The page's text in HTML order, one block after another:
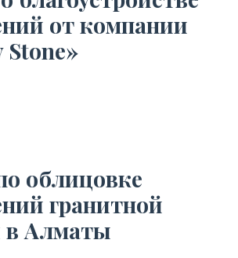
от компании
Stone»
облицовке
гранитной
в Алматы